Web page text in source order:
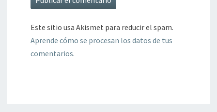
Este sitio usa Akismet para reducir el spam.
Aprende cómo se procesan los datos de tus
comentarios.